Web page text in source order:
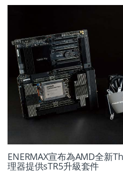
ENERMAX宣布為AMD全新
理器提供sTR5升級套件